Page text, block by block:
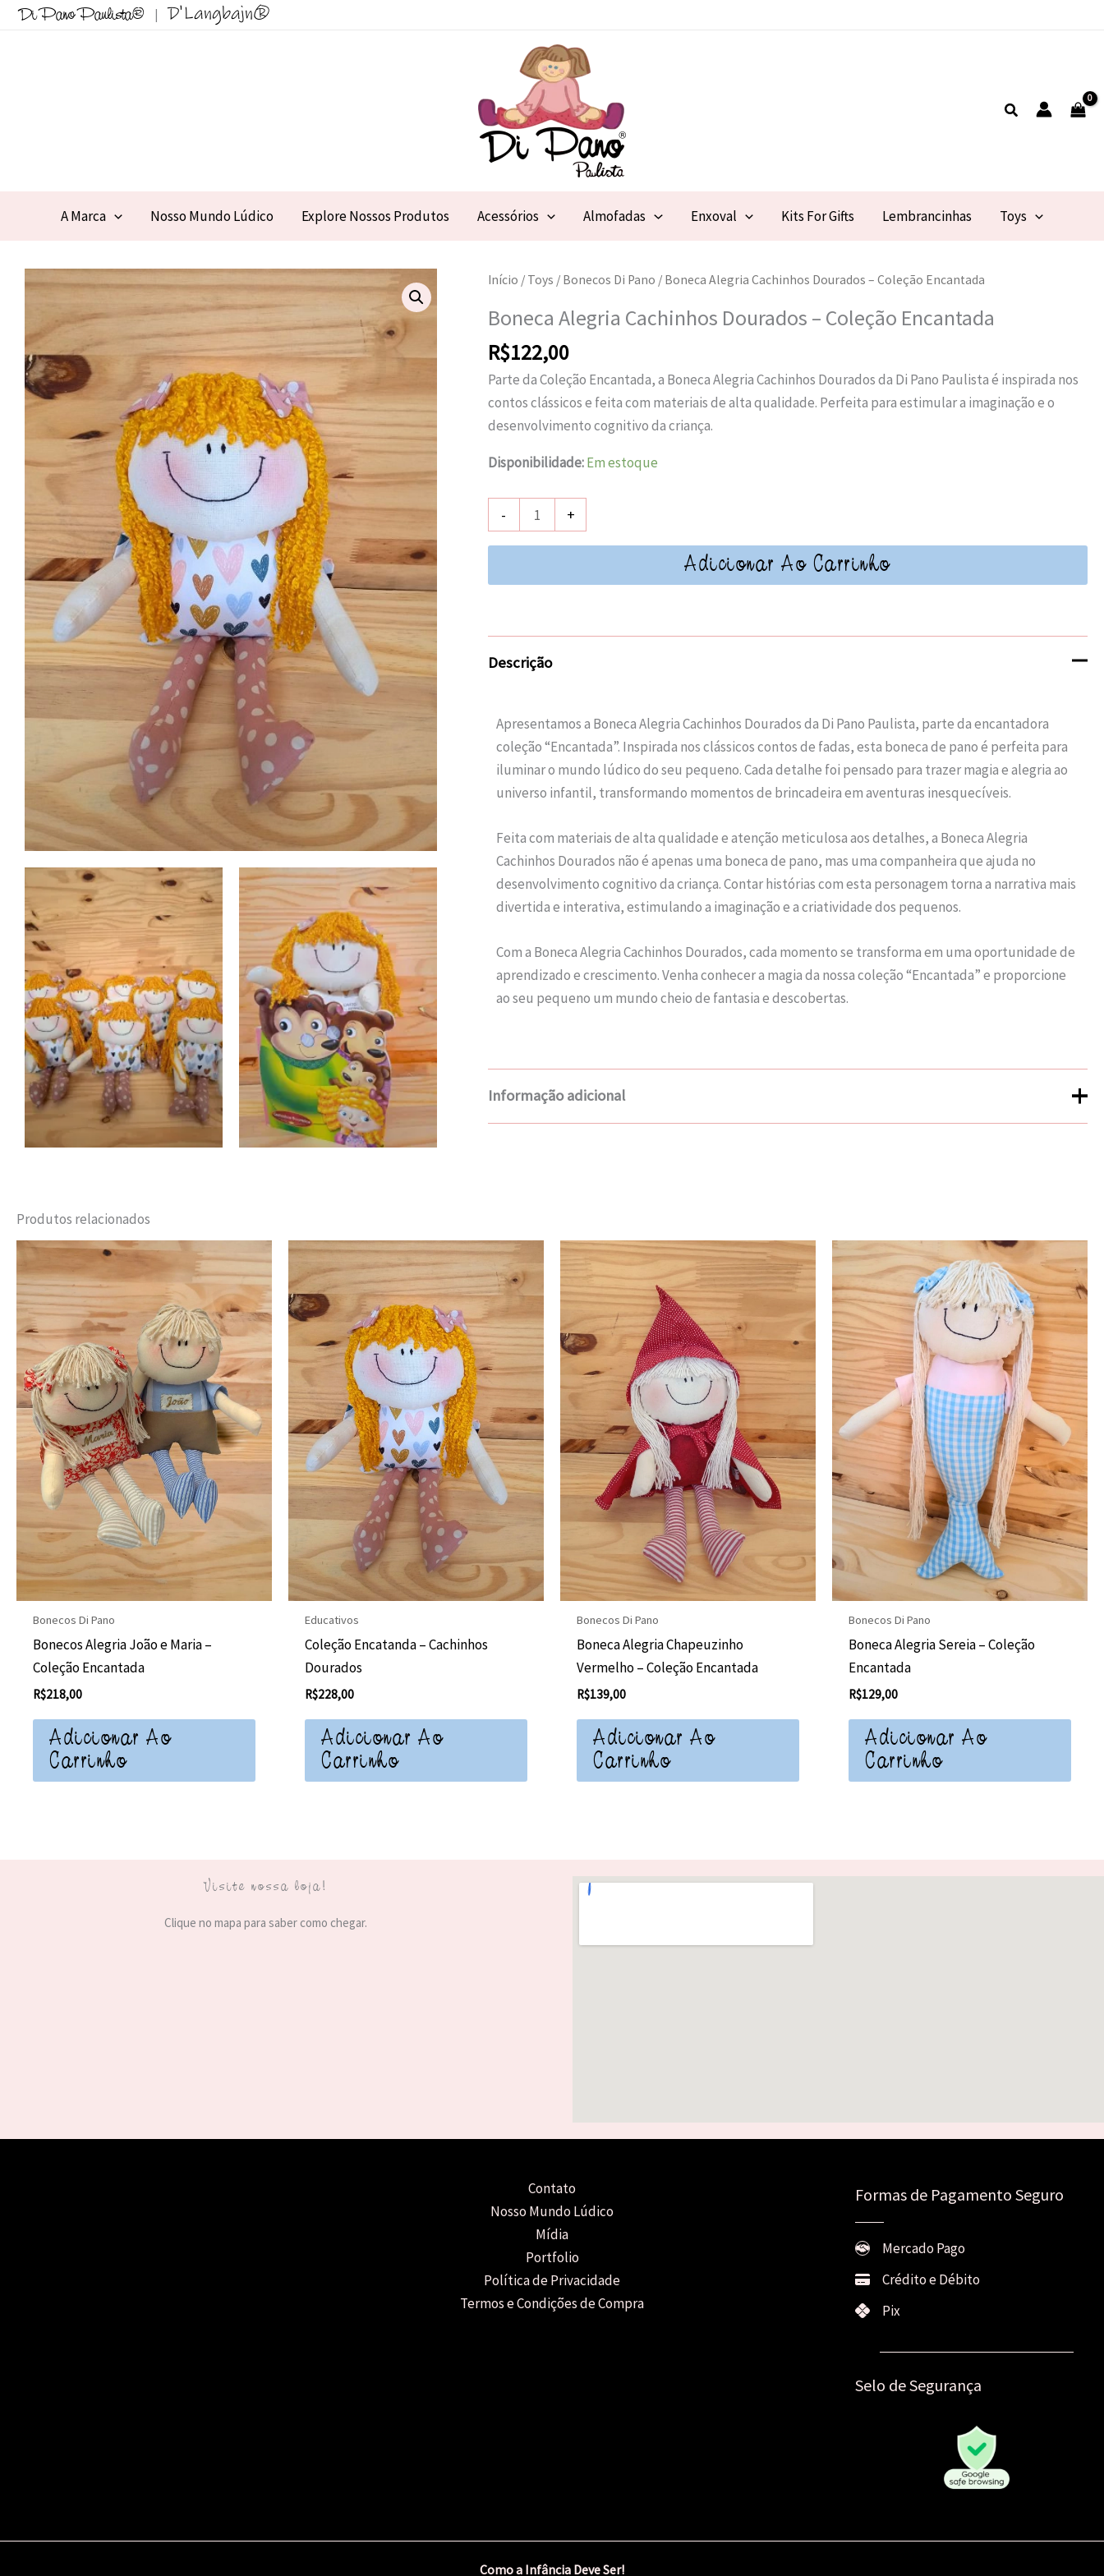
Di Pano Paulista® | D'Langbajn®
Pesquisar
A Marca Nosso Mundo Lúdico Explore Nossos Produtos Acessórios Almofadas Enxoval Kits For Gifts Lembrancinhas Toys
Início / Toys / Bonecos Di Pano / Boneca Alegria Cachinhos Dourados – Coleção Encantada
Boneca Alegria Cachinhos Dourados – Coleção Encantada
R$122,00
Parte da Coleção Encantada, a Boneca Alegria Cachinhos Dourados da Di Pano Paulista é inspirada nos
contos clássicos e feita com materiais de alta qualidade. Perfeita para estimular a imaginação e o
desenvolvimento cognitivo da criança.
Disponibilidade:Em estoque
-
Alegria
quantidade
+
Adicionar Ao Carrinho
Descrição
Apresentamos a Boneca Alegria Cachinhos Dourados da Di Pano Paulista, parte da encantadora
coleção “Encantada”. Inspirada nos clássicos contos de fadas, esta boneca de pano é perfeita para
iluminar o mundo lúdico do seu pequeno. Cada detalhe foi pensado para trazer magia e alegria ao
universo infantil, transformando momentos de brincadeira em aventuras inesquecíveis.
Feita com materiais de alta qualidade e atenção meticulosa aos detalhes, a Boneca Alegria
Cachinhos Dourados não é apenas uma boneca de pano, mas uma companheira que ajuda no
desenvolvimento cognitivo da criança. Contar histórias com esta personagem torna a narrativa mais
divertida e interativa, estimulando a imaginação e a criatividade dos pequenos.
Com a Boneca Alegria Cachinhos Dourados, cada momento se transforma em uma oportunidade de
aprendizado e crescimento. Venha conhecer a magia da nossa coleção “Encantada” e proporcione
ao seu pequeno um mundo cheio de fantasia e descobertas.
Informação adicional
Color salmon, Estampado
Laundry
Instructions
NÃO usar máquina secadora, Produto lavável à mão, Secar à sombra
Dimensions Rapunzel: 39X33 cm
Produtos relacionados
Bonecos Di Pano
Bonecos Alegria João e Maria –
Coleção Encantada
R$218,00
Adicionar Ao
Carrinho
Educativos
Coleção Encatanda – Cachinhos
Dourados
R$228,00
Adicionar Ao
Carrinho
Bonecos Di Pano
Boneca Alegria Chapeuzinho
Vermelho – Coleção Encantada
R$139,00
Adicionar Ao
Carrinho
Bonecos Di Pano
Boneca Alegria Sereia – Coleção
Encantada
R$129,00
Adicionar Ao
Carrinho
Visite nossa loja!
Clique no mapa para saber como chegar.
Contato
Nosso Mundo Lúdico
Mídia
Portfolio
Política de Privacidade
Termos e Condições de Compra
Formas de Pagamento Seguro
Mercado Pago
Crédito e Débito
Pix
Selo de Segurança
Como a Infância Deve Ser!